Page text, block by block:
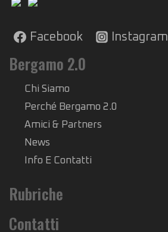
Facebook Instagram
Bergamo 2.0
Chi Siamo
Perché Bergamo 2.0
Amici & Partners
News
Info E Contatti
Rubriche
Contatti